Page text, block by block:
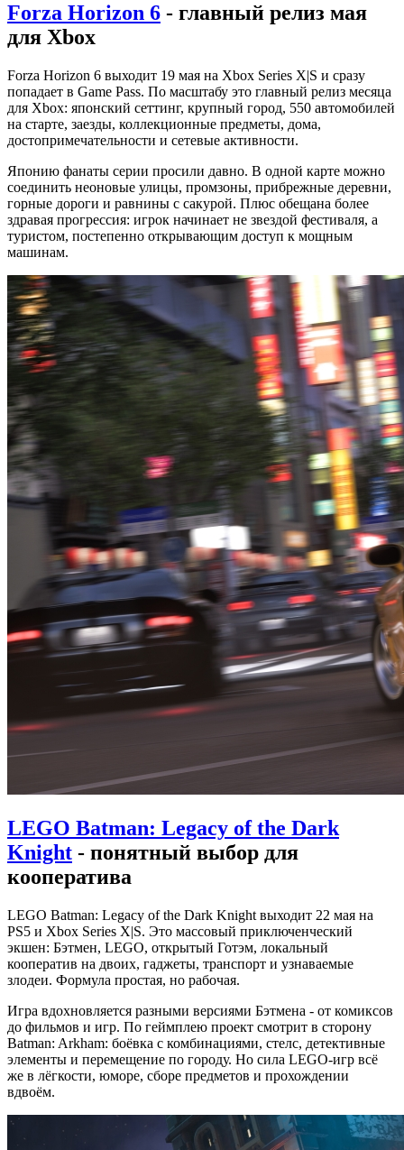
Forza Horizon 6 - главный релиз мая
для Xbox
Forza Horizon 6 выходит 19 мая на Xbox Series X|S и сразу
попадает в Game Pass. По масштабу это главный релиз месяца
для Xbox: японский сеттинг, крупный город, 550 автомобилей
на старте, заезды, коллекционные предметы, дома,
достопримечательности и сетевые активности.
Японию фанаты серии просили давно. В одной карте можно
соединить неоновые улицы, промзоны, прибрежные деревни,
горные дороги и равнины с сакурой. Плюс обещана более
здравая прогрессия: игрок начинает не звездой фестиваля, а
туристом, постепенно открывающим доступ к мощным
машинам.
LEGO Batman: Legacy of the Dark
Knight - понятный выбор для
кооператива
LEGO Batman: Legacy of the Dark Knight выходит 22 мая на
PS5 и Xbox Series X|S. Это массовый приключенческий
экшен: Бэтмен, LEGO, открытый Готэм, локальный
кооператив на двоих, гаджеты, транспорт и узнаваемые
злодеи. Формула простая, но рабочая.
Игра вдохновляется разными версиями Бэтмена - от комиксов
до фильмов и игр. По геймплею проект смотрит в сторону
Batman: Arkham: боёвка с комбинациями, стелс, детективные
элементы и перемещение по городу. Но сила LEGO-игр всё
же в лёгкости, юморе, сборе предметов и прохождении
вдвоём.